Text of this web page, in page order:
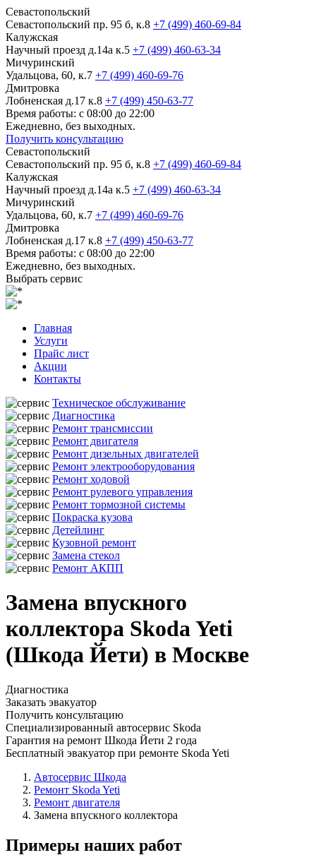
Севастопольский
Севастопольский пр. 95 б, к.8 +7 (499) 460-69-84
Калужская
Научный проезд д.14а к.5 +7 (499) 460-63-34
Мичуринский
Удальцова, 60, к.7 +7 (499) 460-69-76
Дмитровка
Лобненская д.17 к.8 +7 (499) 450-63-77
Время работы: с 08:00 до 22:00
Ежедневно, без выходных.
Получить консультацию
Севастопольский
Севастопольский пр. 95 б, к.8 +7 (499) 460-69-84
Калужская
Научный проезд д.14а к.5 +7 (499) 460-63-34
Мичуринский
Удальцова, 60, к.7 +7 (499) 460-69-76
Дмитровка
Лобненская д.17 к.8 +7 (499) 450-63-77
Время работы: с 08:00 до 22:00
Ежедневно, без выходных.
Выбрать сервис
Главная
Услуги
Прайс лист
Акции
Контакты
Техническое обслуживание
Диагностика
Ремонт трансмиссии
Ремонт двигателя
Ремонт дизельных двигателей
Ремонт электрооборудования
Ремонт ходовой
Ремонт рулевого управления
Ремонт тормозной системы
Покраска кузова
Детейлинг
Кузовной ремонт
Замена стекол
Ремонт АКПП
Замена впускного
коллектора Skoda Yeti
(Шкода Йети) в Москве
Диагностика
Заказать эвакуатор
Получить консультацию
Специализированный автосервис Skoda
Гарантия на ремонт Шкода Йети 2 года
Бесплатный эвакуатор при ремонте Skoda Yeti
Автосервис Шкода
Ремонт Skoda Yeti
Ремонт двигателя
Замена впускного коллектора
Примеры наших работ